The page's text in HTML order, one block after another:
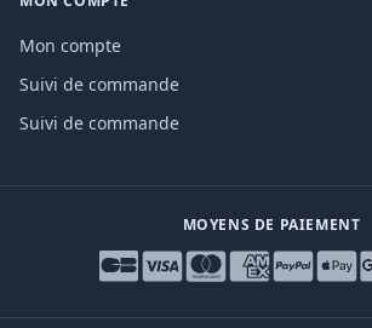
Mon compte
Suivi de commande
Suivi de commande
MOYENS DE PAIEMENT